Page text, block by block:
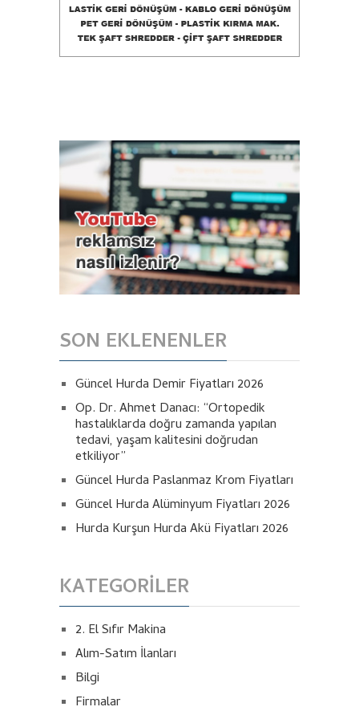
SON EKLENENLER
Güncel Hurda Demir Fiyatları 2026
Op. Dr. Ahmet Danacı: “Ortopedik
hastalıklarda doğru zamanda yapılan
tedavi, yaşam kalitesini doğrudan
etkiliyor”
Güncel Hurda Paslanmaz Krom Fiyatları
Güncel Hurda Alüminyum Fiyatları 2026
Hurda Kurşun Hurda Akü Fiyatları 2026
KATEGORILER
2. El Sıfır Makina
Alım-Satım İlanları
Bilgi
Firmalar